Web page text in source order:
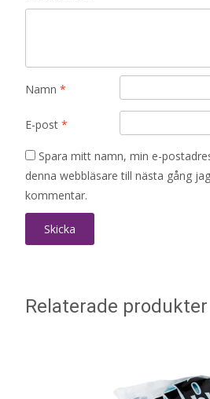
Namn *
E-post *
Spara mitt namn, min e-
denna webbläsare till nästa gång
kommentar.
Relaterade produkter